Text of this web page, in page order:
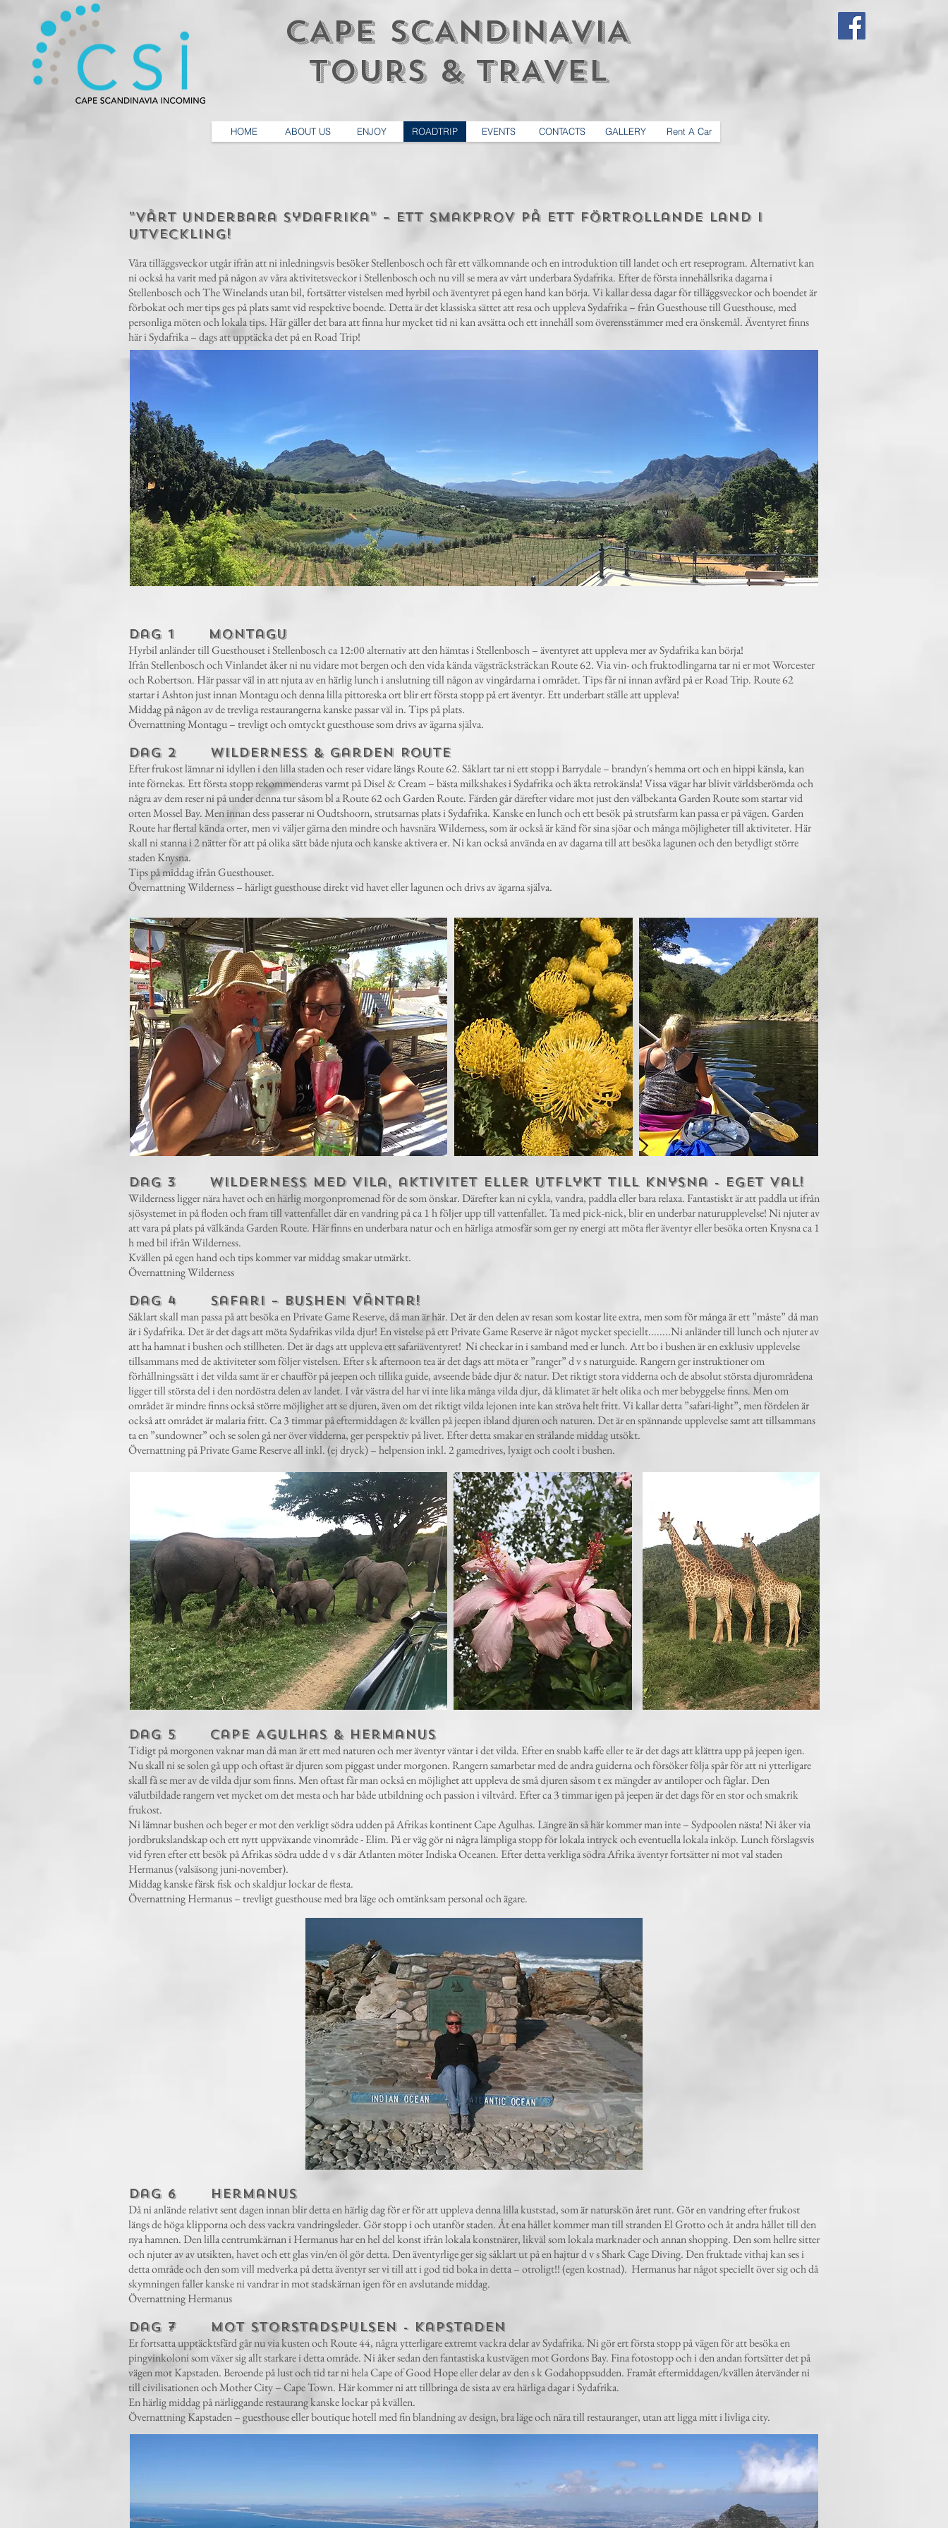
CAPE SCANDINAVIA
TOURS & TRAVEL
HOME ABOUT US ENJOY ROADTRIP EVENTS CONTACTS GALLERY Rent A Car
”Vårt underbara Sydafrika” – ett smakprov på ett förtrollande land i
utveckling!
Våra tilläggsveckor utgår ifrån att ni inledningsvis besöker Stellenbosch och får ett välkomnande och en introduktion till landet och ert reseprogram. Alternativt kan
ni också ha varit med på någon av våra aktivitetsveckor i Stellenbosch och nu vill se mera av vårt underbara Sydafrika. Efter de första innehållsrika dagarna i
Stellenbosch och The Winelands utan bil, fortsätter vistelsen med hyrbil och äventyret på egen hand kan börja. Vi kallar dessa dagar för tilläggsveckor och boendet är
förbokat och mer tips ges på plats samt vid respektive boende. Detta är det klassiska sättet att resa och uppleva Sydafrika – från Guesthouse till Guesthouse, med
personliga möten och lokala tips. Här gäller det bara att finna hur mycket tid ni kan avsätta och ett innehåll som överensstämmer med era önskemål. Äventyret finns
här i Sydafrika – dags att upptäcka det på en Road Trip!
Dag 1 Montagu
Hyrbil anländer till Guesthouset i Stellenbosch ca 12:00 alternativ att den hämtas i Stellenbosch – äventyret att uppleva mer av Sydafrika kan börja!
Ifrån Stellenbosch och Vinlandet åker ni nu vidare mot bergen och den vida kända vägsträcksträckan Route 62. Via vin- och fruktodlingarna tar ni er mot Worcester
och Robertson. Här passar väl in att njuta av en härlig lunch i anslutning till någon av vingårdarna i området. Tips får ni innan avfärd på er Road Trip. Route 62
startar i Ashton just innan Montagu och denna lilla pittoreska ort blir ert första stopp på ert äventyr. Ett underbart ställe att uppleva!
Middag på någon av de trevliga restaurangerna kanske passar väl in. Tips på plats.
Övernattning Montagu – trevligt och omtyckt guesthouse som drivs av ägarna själva.
Dag 2 Wilderness & Garden Route
Efter frukost lämnar ni idyllen i den lilla staden och reser vidare längs Route 62. Såklart tar ni ett stopp i Barrydale – brandyn´s hemma ort och en hippi känsla, kan
inte förnekas. Ett första stopp rekommenderas varmt på Disel & Cream – bästa milkshakes i Sydafrika och äkta retrokänsla! Vissa vägar har blivit världsberömda och
några av dem reser ni på under denna tur såsom bl a Route 62 och Garden Route. Färden går därefter vidare mot just den välbekanta Garden Route som startar vid
orten Mossel Bay. Men innan dess passerar ni Oudtshoorn, strutsarnas plats i Sydafrika. Kanske en lunch och ett besök på strutsfarm kan passa er på vägen. Garden
Route har flertal kända orter, men vi väljer gärna den mindre och havsnära Wilderness, som är också är känd för sina sjöar och många möjligheter till aktiviteter. Här
skall ni stanna i 2 nätter för att på olika sätt både njuta och kanske aktivera er. Ni kan också använda en av dagarna till att besöka lagunen och den betydligt större
staden Knysna.
Tips på middag ifrån Guesthouset.
Övernattning Wilderness – härligt guesthouse direkt vid havet eller lagunen och drivs av ägarna själva.
Dag 3 Wilderness med vila, aktivitet eller utflykt till Knysna - eget val!
Wilderness ligger nära havet och en härlig morgonpromenad för de som önskar. Därefter kan ni cykla, vandra, paddla eller bara relaxa. Fantastiskt är att paddla ut ifrån
sjösystemet in på floden och fram till vattenfallet där en vandring på ca 1 h följer upp till vattenfallet. Ta med pick-nick, blir en underbar naturupplevelse! Ni njuter av
att vara på plats på välkända Garden Route. Här finns en underbara natur och en härliga atmosfär som ger ny energi att möta fler äventyr eller besöka orten Knysna ca 1
h med bil ifrån Wilderness.
Kvällen på egen hand och tips kommer var middag smakar utmärkt.
Övernattning Wilderness
Dag 4 Safari – bushen väntar!
Såklart skall man passa på att besöka en Private Game Reserve, då man är här. Det är den delen av resan som kostar lite extra, men som för många är ett ”måste” då man
är i Sydafrika. Det är det dags att möta Sydafrikas vilda djur! En vistelse på ett Private Game Reserve är något mycket speciellt........Ni anländer till lunch och njuter av
att ha hamnat i bushen och stillheten. Det är dags att uppleva ett safariäventyret! Ni checkar in i samband med er lunch. Att bo i bushen är en exklusiv upplevelse
tillsammans med de aktiviteter som följer vistelsen. Efter s k afternoon tea är det dags att möta er ”ranger” d v s naturguide. Rangern ger instruktioner om
förhållningssätt i det vilda samt är er chaufför på jeepen och tillika guide, avseende både djur & natur. Det riktigt stora vidderna och de absolut största djurområdena
ligger till största del i den nordöstra delen av landet. I vår västra del har vi inte lika många vilda djur, då klimatet är helt olika och mer bebyggelse finns. Men om
området är mindre finns också större möjlighet att se djuren, även om det riktigt vilda lejonen inte kan ströva helt fritt. Vi kallar detta ”safari-light”, men fördelen är
också att området är malaria fritt. Ca 3 timmar på eftermiddagen & kvällen på jeepen ibland djuren och naturen. Det är en spännande upplevelse samt att tillsammans
ta en ”sundowner” och se solen gå ner över vidderna, ger perspektiv på livet. Efter detta smakar en strålande middag utsökt.
Övernattning på Private Game Reserve all inkl. (ej dryck) – helpension inkl. 2 gamedrives, lyxigt och coolt i bushen.
Dag 5 Cape Agulhas & Hermanus
Tidigt på morgonen vaknar man då man är ett med naturen och mer äventyr väntar i det vilda. Efter en snabb kaffe eller te är det dags att klättra upp på jeepen igen.
Nu skall ni se solen gå upp och oftast är djuren som piggast under morgonen. Rangern samarbetar med de andra guiderna och försöker följa spår för att ni ytterligare
skall få se mer av de vilda djur som finns. Men oftast får man också en möjlighet att uppleva de små djuren såsom t ex mängder av antiloper och fåglar. Den
välutbildade rangern vet mycket om det mesta och har både utbildning och passion i viltvård. Efter ca 3 timmar igen på jeepen är det dags för en stor och smakrik
frukost.
Ni lämnar bushen och beger er mot den verkligt södra udden på Afrikas kontinent Cape Agulhas. Längre än så här kommer man inte – Sydpoolen nästa! Ni åker via
jordbrukslandskap och ett nytt uppväxande vinområde - Elim. På er väg gör ni några lämpliga stopp för lokala intryck och eventuella lokala inköp. Lunch förslagsvis
vid fyren efter ett besök på Afrikas södra udde d v s där Atlanten möter Indiska Oceanen. Efter detta verkliga södra Afrika äventyr fortsätter ni mot val staden
Hermanus (valsäsong juni-november).
Middag kanske färsk fisk och skaldjur lockar de flesta.
Övernattning Hermanus – trevligt guesthouse med bra läge och omtänksam personal och ägare.
Dag 6 Hermanus
Då ni anlände relativt sent dagen innan blir detta en härlig dag för er för att uppleva denna lilla kuststad, som är naturskön året runt. Gör en vandring efter frukost
längs de höga klipporna och dess vackra vandringsleder. Gör stopp i och utanför staden. Åt ena hållet kommer man till stranden El Grotto och åt andra hållet till den
nya hamnen. Den lilla centrumkärnan i Hermanus har en hel del konst ifrån lokala konstnärer, likväl som lokala marknader och annan shopping. Den som hellre sitter
och njuter av av utsikten, havet och ett glas vin/en öl gör detta. Den äventyrlige ger sig såklart ut på en hajtur d v s Shark Cage Diving. Den fruktade vithaj kan ses i
detta område och den som vill medverka på detta äventyr ser vi till att i god tid boka in detta – otroligt!! (egen kostnad). Hermanus har något speciellt över sig och då
skymningen faller kanske ni vandrar in mot stadskärnan igen för en avslutande middag.
Övernattning Hermanus
Dag 7 Mot storstadspulsen - Kapstaden
Er fortsatta upptäcktsfärd går nu via kusten och Route 44, några ytterligare extremt vackra delar av Sydafrika. Ni gör ert första stopp på vägen för att besöka en
pingvinkoloni som växer sig allt starkare i detta område. Ni åker sedan den fantastiska kustvägen mot Gordons Bay. Fina fotostopp och i den andan fortsätter det på
vägen mot Kapstaden. Beroende på lust och tid tar ni hela Cape of Good Hope eller delar av den s k Godahoppsudden. Framåt eftermiddagen/kvällen återvänder ni
till civilisationen och Mother City – Cape Town. Här kommer ni att tillbringa de sista av era härliga dagar i Sydafrika.
En härlig middag på närliggande restaurang kanske lockar på kvällen.
Övernattning Kapstaden – guesthouse eller boutique hotell med fin blandning av design, bra läge och nära till restauranger, utan att ligga mitt i livliga city.